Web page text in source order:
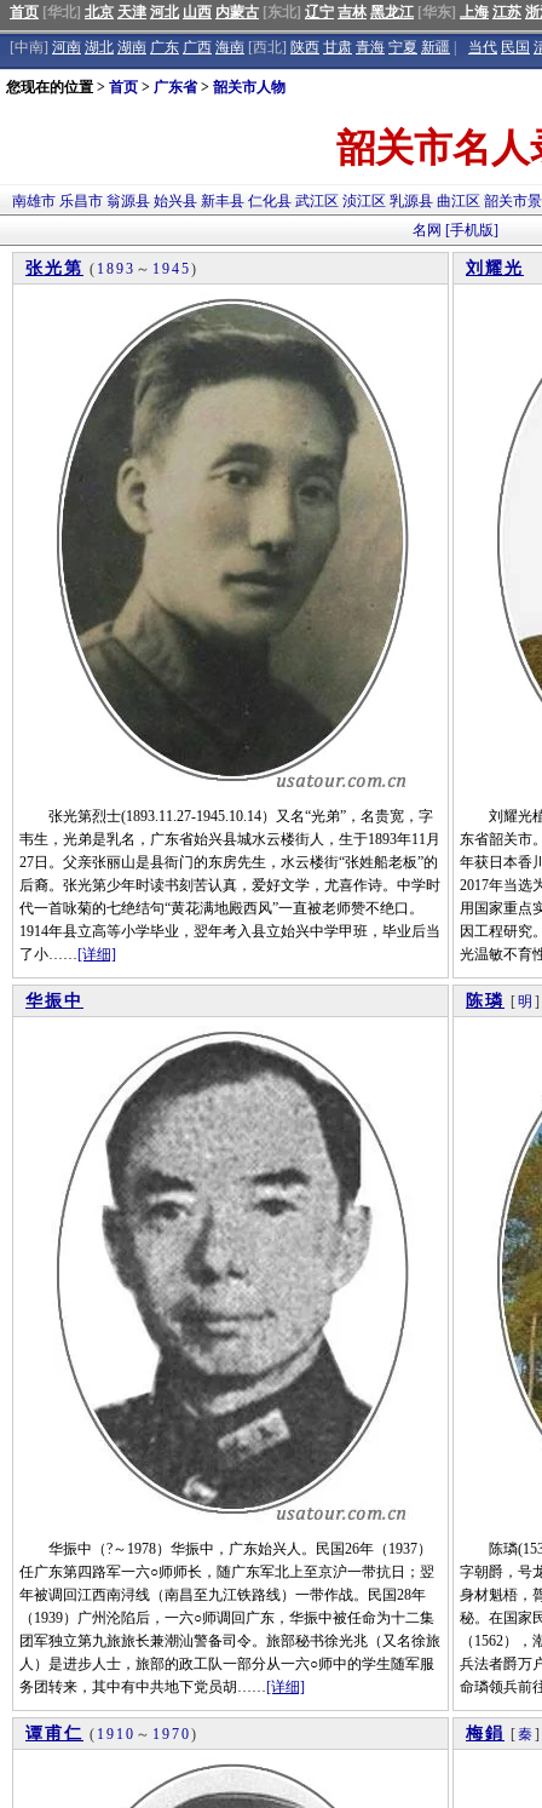
首页 [华北] 北京 天津 河北 山西 内蒙古 [东北] 辽宁 吉林 黑龙江 [华东] 上海 江苏
[中南] 河南 湖北 湖南 广东 广西 海南 [西北] 陕西 甘肃 青海 宁夏 新疆 当代 民国
您现在的位置 > 首页 > 广东省> 韶关市人物
韶关市名人
南雄市 乐昌市 翁源县 始兴县 新丰县 仁化县 武江区 浈江区 乳源县 曲江区 韶关市
名网 [手机版]
张光第 ( 1893 ～ 1945)
张光第烈士(1893.11.27-1945.10.14）又名“光弟”，名贵宽，字
韦生，光弟是乳名，广东省始兴县城水云楼街人，生于1893年11月
27日。父亲张丽山是县衙门的东房先生，水云楼街“张姓船老板”的
后裔。张光第少年时读书刻苦认真，爱好文学，尤喜作诗。中学时
代一首咏菊的七绝结句“黄花满地殿西风”一直被老师赞不绝口。
1914年县立高等小学毕业，翌年考入县立始兴中学甲班，毕业后当
了小……[详细]
刘耀光
刘耀光植
东省韶关市
年获日本香
2017年当选
用国家重点
因工程研究
光温敏不育
华振中
华振中（?～1978）华振中，广东始兴人。民国26年（1937）
任广东第四路军一六○师师长，随广东军北上至京沪一带抗日；翌
年被调回江西南浔线（南昌至九江铁路线）一带作战。民国28年
（1939）广州沦陷后，一六○师调回广东，华振中被任命为十二集
团军独立第九旅旅长兼潮汕警备司令。旅部秘书徐光兆（又名徐旅
人）是进步人士，旅部的政工队一部分从一六○师中的学生随军服
务团转来，其中有中共地下党员胡……[详细]
陈璘 [明
陈璘(1532
字朝爵，号
身材魁梧，
秘。在国家
（1562）
兵法者爵万
命璘领兵前
谭甫仁 ( 1910 ～ 1970) 梅鋗 [秦